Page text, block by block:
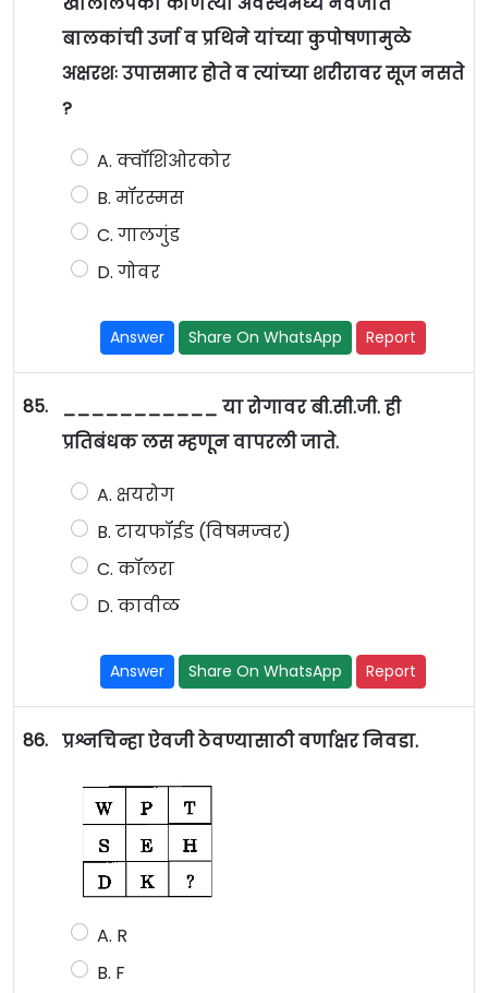
बालकांची उर्जा व प्रथिने यांच्या कुपोषणामुळे
अक्षरशः उपासमार होते व त्यांच्या शरीरावर सूज नसते
?
A. क्वॉशिओरकोर
B. मॉरस्मस
C. गालगुंड
D. गोवर
Answer Share On WhatsApp Report
85.
___________ या रोगावर बी.सी.जी. ही
प्रतिबंधक लस म्हणून वापरली जाते.
A. क्षयरोग
B. टायफॉईड (विषमज्वर)
C. कॉलरा
D. कावीळ
Answer Share On WhatsApp Report
86. प्रश्नचिन्हा ऐवजी ठेवण्यासाठी वर्णाक्षर निवडा.
A. R
B. F